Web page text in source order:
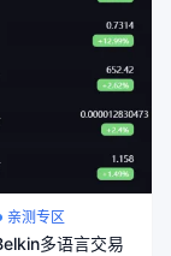
亲测专区
多语言交易